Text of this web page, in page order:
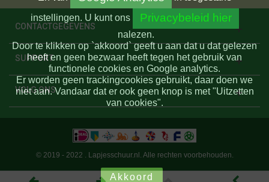
CONTACTGEGEVENS
SUPPORT
VOLG ONS
instellingen. U kunt ons Privacybeleid hier
nalezen.
Door te klikken op `akkoord` geeft u aan dat u dat gelezen
heeft en geen bezwaar heeft tegen het gebruik van
functionele cookies en Google analytics.
Er worden geen trackingcookies gebruikt, daar doen we
niet aan. Vandaar dat er ook geen knop is met "Uitzetten
van cookies".
Akkoord
© 2019 - 2022 . Lapjesschuur.nl. Alle rechten voorbehouden.